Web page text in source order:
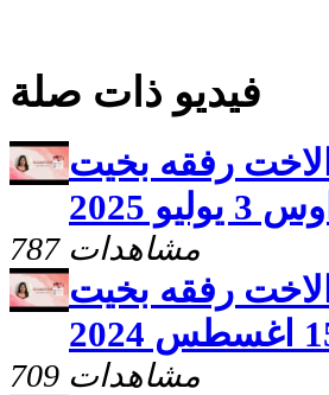
فيديو ذات صلة
رفقه بخيت
2025
787 مشاهدات
رفقه بخيت
709 مشاهدات